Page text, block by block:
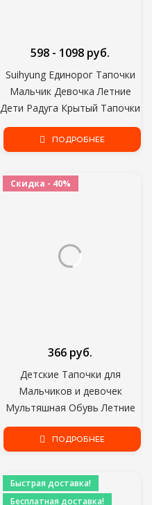
Suihyung Единорог Тапочки
Мальчик Девочка Летние
Дети Радуга Крытый Тапочки
Нескользящие Пляжные
сандалии Малыш Домашняя
598 - 1098 руб.
ПОДРОБНЕЕ
Скидка - 40%
Детские Тапочки для
Мальчиков и девочек
Мультяшная Обувь Летние
детские шлепанцы Детские
домашние тапочки Пляжные
детей
366 руб.
ПОДРОБНЕЕ
Быстрая доставка!
Бесплатная доставка!